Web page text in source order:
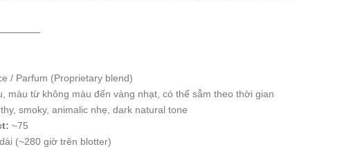
/ Parfum (Proprietary blend)
màu từ không màu đến vàng nhạt, có thể sẫm theo thời gian
smoky, animalic nhẹ, dark natural tone
~75
(~280 giờ trên blotter)